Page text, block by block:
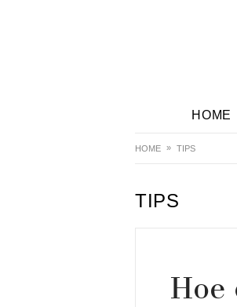
HOME
HOME TIPS
TIPS
Hoe